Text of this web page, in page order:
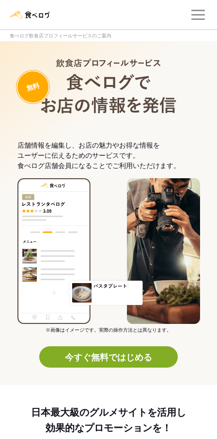
食べログ飲食店プロフィールサービスのご案内
無料
店舗情報を編集し、お店の魅力やお得な情報を
ユーザーに伝えるためのサービスです。
食べログ店舗会員になることでご利用いただけます。
※画像はイメージです。実際の操作方法とは異なります。
今すぐ無料ではじめる
日本最大級のグルメサイトを活用し
効果的なプロモーションを！